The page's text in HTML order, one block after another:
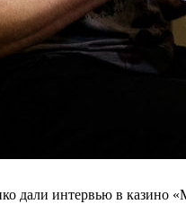
дали интервью в казино